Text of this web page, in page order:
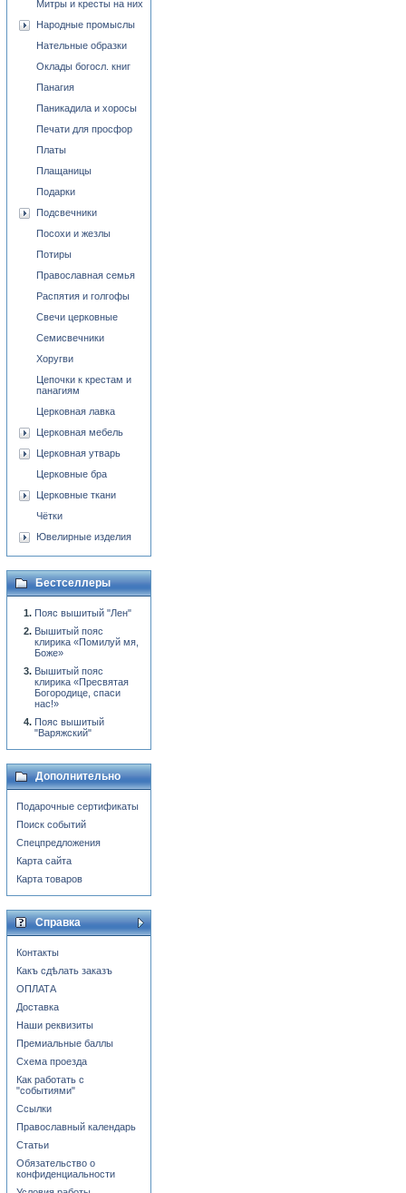
Митры и кресты на них
Народные промыслы
Нательные образки
Оклады богосл. книг
Панагия
Паникадила и хоросы
Печати для просфор
Платы
Плащаницы
Подарки
Подсвечники
Посохи и жезлы
Потиры
Православная семья
Распятия и голгофы
Свечи церковные
Семисвечники
Хоругви
Цепочки к крестам и
панагиям
Церковная лавка
Церковная мебель
Церковная утварь
Церковные бра
Церковные ткани
Чётки
Ювелирные изделия
Бестселлеры
Пояс вышитый "Лен"
Вышитый пояс
клирика «Помилуй мя,
Боже»
Вышитый пояс
клирика «Пресвятая
Богородице, спаси
нас!»
Пояс вышитый
"Варяжский"
Дополнительно
Подарочные сертификаты
Поиск событий
Спецпредложения
Карта сайта
Карта товаров
Справка
Контакты
Какъ сдѣлать заказъ
ОПЛАТА
Доставка
Наши реквизиты
Премиальные баллы
Схема проезда
Как работать с
"событиями"
Ссылки
Православный календарь
Статьи
Обязательство о
конфиденциальности